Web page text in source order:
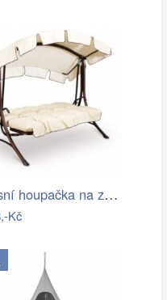
Luxusní houpačka na zahradu - VGD
Kč